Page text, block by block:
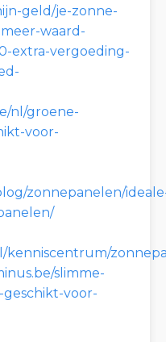
geld/je-zonne-
waard-
extra-vergoeding-
nl/groene-
voor-
zonnepanelen/
kenniscentrum/
slimme-
voor-